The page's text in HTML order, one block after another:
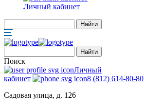
Личный кабинет
Поиск
Личный
кабинет
8 (812) 614-80-80
Садовая улица, д. 126